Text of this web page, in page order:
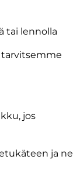
tai lennolla
jos
ja ne